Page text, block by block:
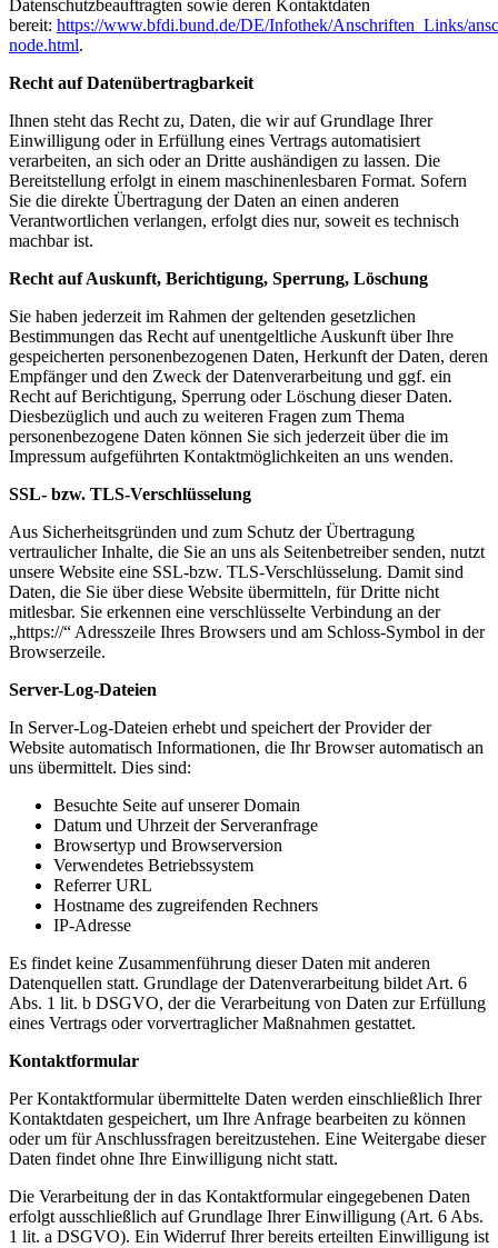
Datenschutzbeauftragten sowie deren Kontaktdaten
bereit: https://www.bfdi.bund.de/DE/Infothek/Anschriften_Links/
node.html.
Recht auf Datenübertragbarkeit
Ihnen steht das Recht zu, Daten, die wir auf Grundlage Ihrer
Einwilligung oder in Erfüllung eines Vertrags automatisiert
verarbeiten, an sich oder an Dritte aushändigen zu lassen. Die
Bereitstellung erfolgt in einem maschinenlesbaren Format. Sofern
Sie die direkte Übertragung der Daten an einen anderen
Verantwortlichen verlangen, erfolgt dies nur, soweit es technisch
machbar ist.
Recht auf Auskunft, Berichtigung, Sperrung, Löschung
Sie haben jederzeit im Rahmen der geltenden gesetzlichen
Bestimmungen das Recht auf unentgeltliche Auskunft über Ihre
gespeicherten personenbezogenen Daten, Herkunft der Daten, deren
Empfänger und den Zweck der Datenverarbeitung und ggf. ein
Recht auf Berichtigung, Sperrung oder Löschung dieser Daten.
Diesbezüglich und auch zu weiteren Fragen zum Thema
personenbezogene Daten können Sie sich jederzeit über die im
Impressum aufgeführten Kontaktmöglichkeiten an uns wenden.
SSL- bzw. TLS-Verschlüsselung
Aus Sicherheitsgründen und zum Schutz der Übertragung
vertraulicher Inhalte, die Sie an uns als Seitenbetreiber senden, nutzt
unsere Website eine SSL-bzw. TLS-Verschlüsselung. Damit sind
Daten, die Sie über diese Website übermitteln, für Dritte nicht
mitlesbar. Sie erkennen eine verschlüsselte Verbindung an der
„https://“ Adresszeile Ihres Browsers und am Schloss-Symbol in der
Browserzeile.
Server-Log-Dateien
In Server-Log-Dateien erhebt und speichert der Provider der
Website automatisch Informationen, die Ihr Browser automatisch an
uns übermittelt. Dies sind:
Besuchte Seite auf unserer Domain
Datum und Uhrzeit der Serveranfrage
Browsertyp und Browserversion
Verwendetes Betriebssystem
Referrer URL
Hostname des zugreifenden Rechners
IP-Adresse
Es findet keine Zusammenführung dieser Daten mit anderen
Datenquellen statt. Grundlage der Datenverarbeitung bildet Art. 6
Abs. 1 lit. b DSGVO, der die Verarbeitung von Daten zur Erfüllung
eines Vertrags oder vorvertraglicher Maßnahmen gestattet.
Kontaktformular
Per Kontaktformular übermittelte Daten werden einschließlich Ihrer
Kontaktdaten gespeichert, um Ihre Anfrage bearbeiten zu können
oder um für Anschlussfragen bereitzustehen. Eine Weitergabe dieser
Daten findet ohne Ihre Einwilligung nicht statt.
Die Verarbeitung der in das Kontaktformular eingegebenen Daten
erfolgt ausschließlich auf Grundlage Ihrer Einwilligung (Art. 6 Abs.
1 lit. a DSGVO). Ein Widerruf Ihrer bereits erteilten Einwilligung ist